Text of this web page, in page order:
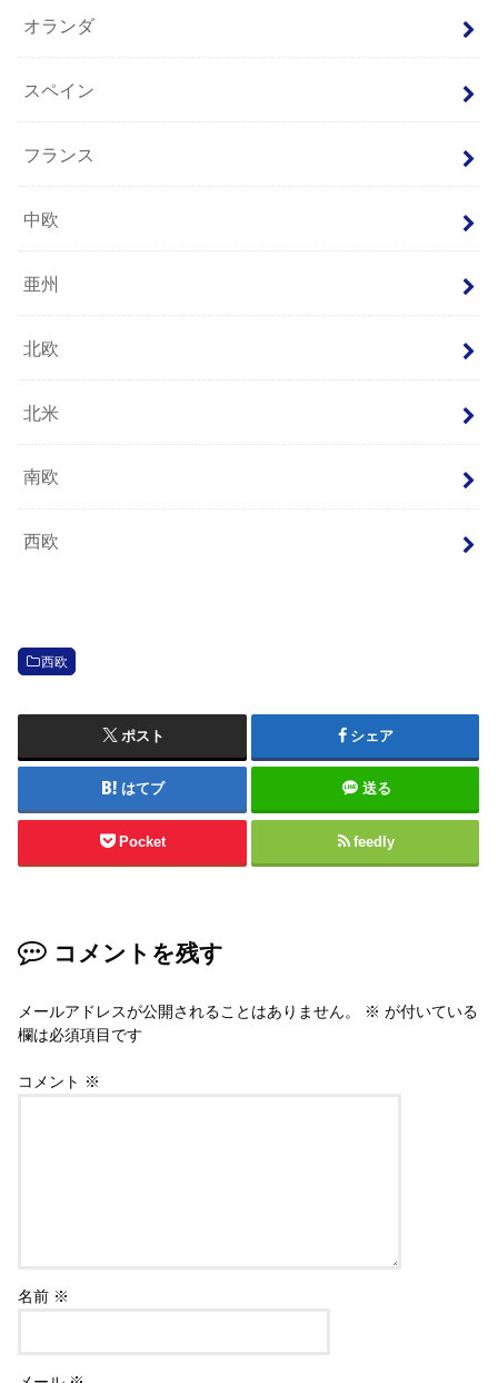
オランダ
スペイン
フランス
中欧
亜州
北欧
北米
南欧
西欧
西欧
ポスト シェア
はてブ 送る
Pocket feedly
コメントを残す
メールアドレスが公開されることはありません。 ※ が付いている
欄は必須項目です
コメント ※
名前 ※